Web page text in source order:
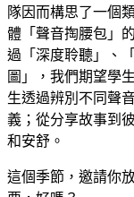
隊因而構思了一個
體「聲音掏腰包」
過「深度聆聽」、
圖」，我們期望學
生透過辨別不同聲
義；從分享故事到
和安舒。
這個季節，邀請你